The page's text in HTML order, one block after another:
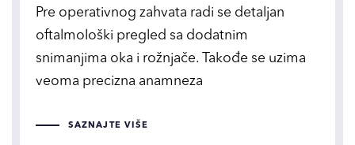
Pre operativnog zahvata radi se detaljan
oftalmološki pregled sa dodatnim
snimanjima oka i rožnjače. Takođe se uzima
veoma precizna anamneza
SAZNAJTE VIŠE